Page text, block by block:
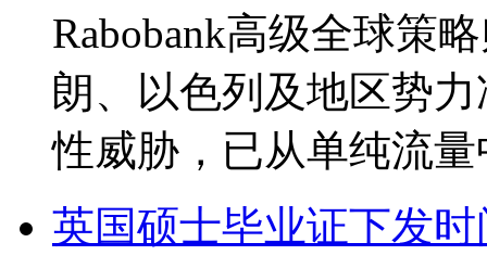
Rabobank高级全球策
朗、以色列及地区势
性威胁，已从单纯流
英国硕士毕业证下发时